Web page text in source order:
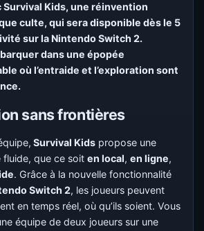
Kids, une réinvention
culte, qui sera disponible dès le 5
sur la Nintendo Switch 2.
dans une épopée
où l’entraide et l’exploration sont
sans frontières
Survival Kids propose une
fluide, que ce soiten local,en ligne,
. Grâce à la nouvelle fonctionnalité
Switch 2, les joueurs peuvent
en temps réel, où qu’ils soient. Vous
équipe de deux joueurs sur une